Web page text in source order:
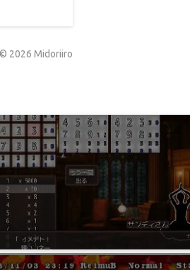
© 2026 Midoriiro
ゲーム